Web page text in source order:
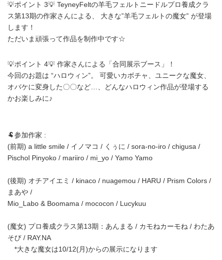
💡ポイント 3💡 TeyneyFeltの羊毛フェルトニードルプロ養成クラ
ス第13期の作家さんによる、 大きな”羊毛フェルトの魔女” が登場
します！
ただいま頑張って作品を制作中です☆
💡ポイント 4💡 作家さんによる「合同展示ブース」！
今回のお題は “ハロウィン”。 可愛いカボチャ、ユニークな魔女、
オバケに変身した〇〇など…、どんなハロウィン作品が登場する
かお楽しみに♪
🐏参加作家 :
(前期) a little smile / イノマコ / くぅに / sora-no-iro / chigusa /
Pischol Pinyoko / mariiro / mi_yo / Yamo Yamo
(後期) オチアイエミ / kinaco / nuagemou / HARU / Prism Colors /
まあや /
Mio_Labo & Boomama / mococon / Lucykuu
(魔女) プロ養成クラス第13期：あんまる / カモねカーモね / わたあ
そび / RAY.NA
*大きな魔女は10/12(月)からの展示になります